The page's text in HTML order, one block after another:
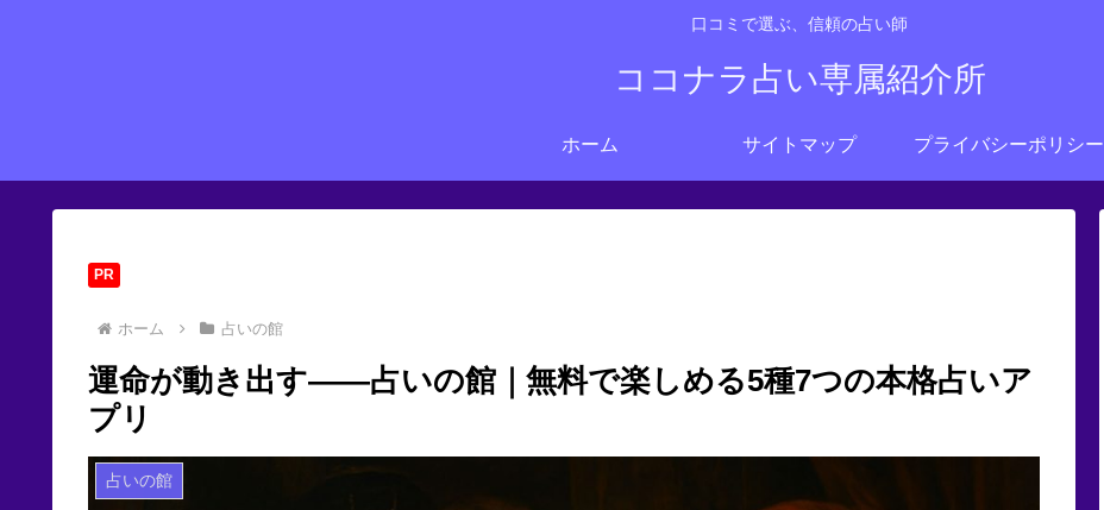
口コミで選ぶ、信頼の占い師
ココナラ占い専属紹介所
ホーム サイトマップ プライバシーポリシー
PR
ホーム 占いの館
運命が動き出す――占いの館｜無料で楽しめる5種7つの本格占いア
プリ
占いの館